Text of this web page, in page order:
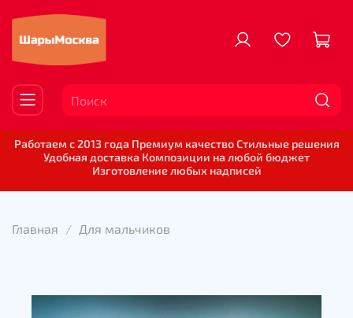
Работаем с 2013 года Премиум качество Стильные решения
Удобная доставка Композиции на любой бюджет
Изготовление любых надписей
Главная Для мальчиков